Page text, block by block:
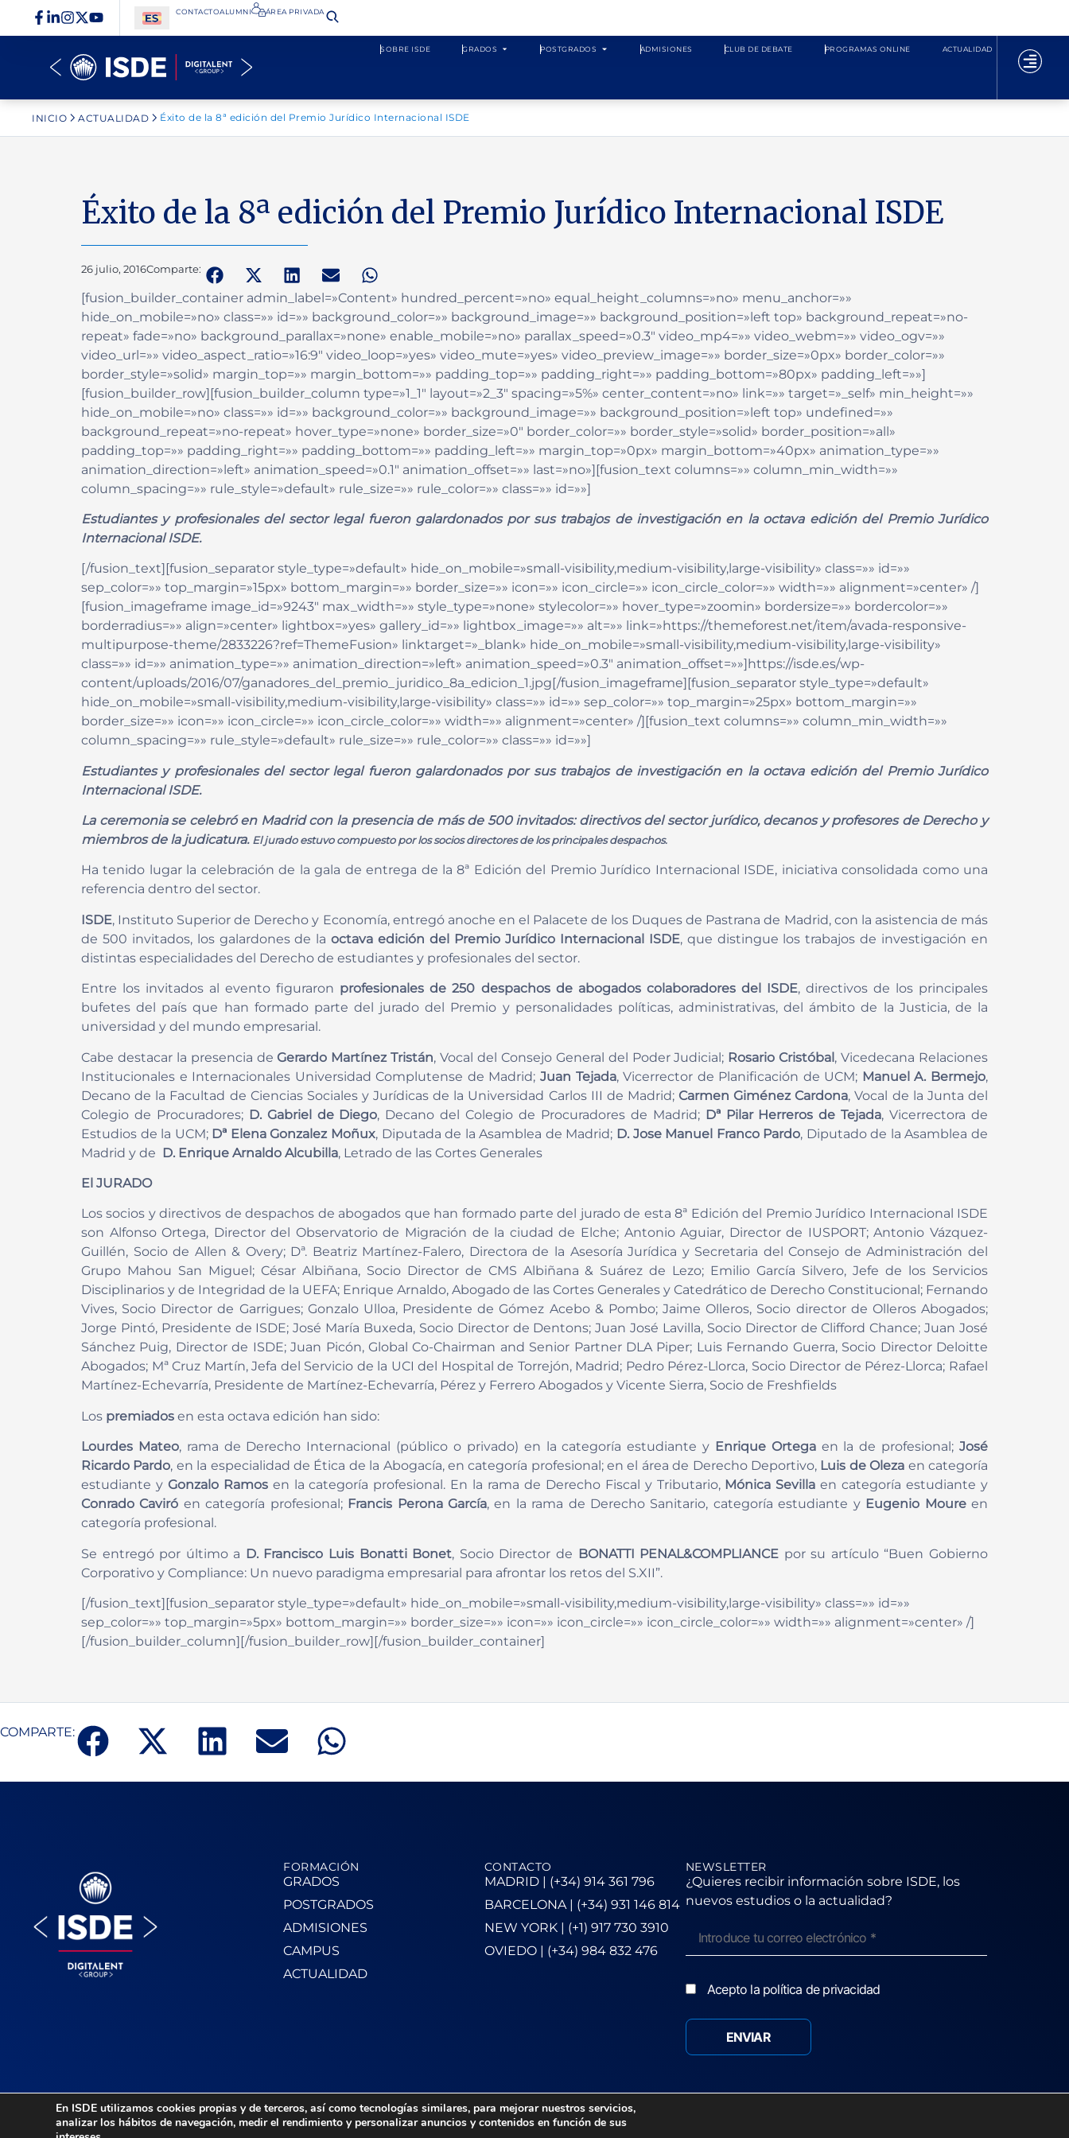
CONTACTOALUMNI ÁREA PRIVADA​
SOBRE ISDE GRADOS POSTGRADOS ADMISIONES CLUB DE DEBATE PROGRAMAS ONLINE ACTUALIDAD
INICIO ACTUALIDAD Éxito de la 8ª edición del Premio Jurídico Internacional ISDE
Éxito de la 8ª edición del Premio Jurídico Internacional ISDE
26 julio, 2016Comparte:
[fusion_builder_container admin_label=»Content» hundred_percent=»no» equal_height_columns=»no» menu_anchor=»»
hide_on_mobile=»no» class=»» id=»» background_color=»» background_image=»» background_position=»left top» background_repeat=»no-
repeat» fade=»no» background_parallax=»none» enable_mobile=»no» parallax_speed=»0.3″ video_mp4=»» video_webm=»» video_ogv=»»
video_url=»» video_aspect_ratio=»16:9″ video_loop=»yes» video_mute=»yes» video_preview_image=»» border_size=»0px» border_color=»»
border_style=»solid» margin_top=»» margin_bottom=»» padding_top=»» padding_right=»» padding_bottom=»80px» padding_left=»»]
[fusion_builder_row][fusion_builder_column type=»1_1″ layout=»2_3″ spacing=»5%» center_content=»no» link=»» target=»_self» min_height=»»
hide_on_mobile=»no» class=»» id=»» background_color=»» background_image=»» background_position=»left top» undefined=»»
background_repeat=»no-repeat» hover_type=»none» border_size=»0″ border_color=»» border_style=»solid» border_position=»all»
padding_top=»» padding_right=»» padding_bottom=»» padding_left=»» margin_top=»0px» margin_bottom=»40px» animation_type=»»
animation_direction=»left» animation_speed=»0.1″ animation_offset=»» last=»no»][fusion_text columns=»» column_min_width=»»
column_spacing=»» rule_style=»default» rule_size=»» rule_color=»» class=»» id=»»]
Estudiantes y profesionales del sector legal fueron galardonados por sus trabajos de investigación en la octava edición del Premio Jurídico
Internacional ISDE.
[/fusion_text][fusion_separator style_type=»default» hide_on_mobile=»small-visibility,medium-visibility,large-visibility» class=»» id=»»
sep_color=»» top_margin=»15px» bottom_margin=»» border_size=»» icon=»» icon_circle=»» icon_circle_color=»» width=»» alignment=»center» /]
[fusion_imageframe image_id=»9243″ max_width=»» style_type=»none» stylecolor=»» hover_type=»zoomin» bordersize=»» bordercolor=»»
borderradius=»» align=»center» lightbox=»yes» gallery_id=»» lightbox_image=»» alt=»» link=»https://themeforest.net/item/avada-responsive-
multipurpose-theme/2833226?ref=ThemeFusion» linktarget=»_blank» hide_on_mobile=»small-visibility,medium-visibility,large-visibility»
class=»» id=»» animation_type=»» animation_direction=»left» animation_speed=»0.3″ animation_offset=»»]https://isde.es/wp-
content/uploads/2016/07/ganadores_del_premio_juridico_8a_edicion_1.jpg[/fusion_imageframe][fusion_separator style_type=»default»
hide_on_mobile=»small-visibility,medium-visibility,large-visibility» class=»» id=»» sep_color=»» top_margin=»25px» bottom_margin=»»
border_size=»» icon=»» icon_circle=»» icon_circle_color=»» width=»» alignment=»center» /][fusion_text columns=»» column_min_width=»»
column_spacing=»» rule_style=»default» rule_size=»» rule_color=»» class=»» id=»»]
Estudiantes y profesionales del sector legal fueron galardonados por sus trabajos de investigación en la octava edición del Premio Jurídico
Internacional ISDE.
La ceremonia se celebró en Madrid con la presencia de más de 500 invitados: directivos del sector jurídico, decanos y profesores de Derecho y
miembros de la judicatura. El jurado estuvo compuesto por los socios directores de los principales despachos.
Ha tenido lugar la celebración de la gala de entrega de la 8ª Edición del Premio Jurídico Internacional ISDE, iniciativa consolidada como una
referencia dentro del sector.
ISDE, Instituto Superior de Derecho y Economía, entregó anoche en el Palacete de los Duques de Pastrana de Madrid, con la asistencia de más
de 500 invitados, los galardones de laoctava edición del Premio Jurídico Internacional ISDE, que distingue los trabajos de investigación en
distintas especialidades del Derecho de estudiantes y profesionales del sector.
Entre los invitados al evento figuraron profesionales de 250 despachos de abogados colaboradores del ISDE, directivos de los principales
bufetes del país que han formado parte del jurado del Premio y personalidades políticas, administrativas, del ámbito de la Justicia, de la
universidad y del mundo empresarial.
Cabe destacar la presencia de Gerardo Martínez Tristán, Vocal del Consejo General del Poder Judicial; Rosario Cristóbal, Vicedecana Relaciones
Institucionales e Internacionales Universidad Complutense de Madrid; Juan Tejada, Vicerrector de Planificación de UCM; Manuel A. Bermejo,
Decano de la Facultad de Ciencias Sociales y Jurídicas de la Universidad Carlos III de Madrid; Carmen Giménez Cardona, Vocal de la Junta del
Colegio de Procuradores; D. Gabriel de Diego, Decano del Colegio de Procuradores de Madrid; Dª Pilar Herreros de Tejada, Vicerrectora de
Estudios de la UCM; Dª Elena Gonzalez Moñux, Diputada de la Asamblea de Madrid; D. Jose Manuel Franco Pardo, Diputado de la Asamblea de
Madrid y de D. Enrique Arnaldo Alcubilla, Letrado de las Cortes Generales
El JURADO
Los socios y directivos de despachos de abogados que han formado parte del jurado de esta 8ª Edición del Premio Jurídico Internacional ISDE
son Alfonso Ortega, Director del Observatorio de Migración de la ciudad de Elche; Antonio Aguiar, Director de IUSPORT; Antonio Vázquez-
Guillén, Socio de Allen & Overy; Dª. Beatriz Martínez-Falero, Directora de la Asesoría Jurídica y Secretaria del Consejo de Administración del
Grupo Mahou San Miguel; César Albiñana, Socio Director de CMS Albiñana & Suárez de Lezo; Emilio García Silvero, Jefe de los Servicios
Disciplinarios y de Integridad de la UEFA; Enrique Arnaldo, Abogado de las Cortes Generales y Catedrático de Derecho Constitucional; Fernando
Vives, Socio Director de Garrigues; Gonzalo Ulloa, Presidente de Gómez Acebo & Pombo; Jaime Olleros, Socio director de Olleros Abogados;
Jorge Pintó, Presidente de ISDE; José María Buxeda, Socio Director de Dentons; Juan José Lavilla, Socio Director de Clifford Chance; Juan José
Sánchez Puig, Director de ISDE; Juan Picón, Global Co-Chairman and Senior Partner DLA Piper; Luis Fernando Guerra, Socio Director Deloitte
Abogados; Mª Cruz Martín, Jefa del Servicio de la UCI del Hospital de Torrejón, Madrid; Pedro Pérez-Llorca, Socio Director de Pérez-Llorca; Rafael
Martínez-Echevarría, Presidente de Martínez-Echevarría, Pérez y Ferrero Abogados y Vicente Sierra, Socio de Freshfields
Los premiados en esta octava edición han sido:
Lourdes Mateo, rama de Derecho Internacional (público o privado) en la categoría estudiante y Enrique Ortegaen la de profesional;José
Ricardo Pardo, en la especialidad de Ética de la Abogacía, en categoría profesional; en el área de Derecho Deportivo, Luis de Oleza en categoría
estudiante y Gonzalo Ramosen la categoría profesional. En la rama de Derecho Fiscal y Tributario, Mónica Sevillaen categoría estudiante y
Conrado Caviró en categoría profesional; Francis Perona García, en la rama de Derecho Sanitario, categoría estudiante y Eugenio Moureen
categoría profesional.
Se entregó por último a D. Francisco Luis Bonatti Bonet, Socio Director de BONATTI PENAL&COMPLIANCE por su artículo “Buen Gobierno
Corporativo y Compliance: Un nuevo paradigma empresarial para afrontar los retos del S.XII”.
[/fusion_text][fusion_separator style_type=»default» hide_on_mobile=»small-visibility,medium-visibility,large-visibility» class=»» id=»»
sep_color=»» top_margin=»5px» bottom_margin=»» border_size=»» icon=»» icon_circle=»» icon_circle_color=»» width=»» alignment=»center» /]
[/fusion_builder_column][/fusion_builder_row][/fusion_builder_container]
COMPARTE:
FORMACIÓN
GRADOS
POSTGRADOS
ADMISIONES
CAMPUS
ACTUALIDAD
CONTACTO
MADRID | (+34) 914 361 796
BARCELONA | (+34) 931 146 814
NEW YORK | (+1) 917 730 3910
OVIEDO | (+34) 984 832 476
NEWSLETTER
¿Quieres recibir información sobre ISDE, los
nuevos estudios o la actualidad?
Acepto la política de privacidad
En ISDE utilizamos cookies propias y de terceros, así como tecnologías similares, para mejorar nuestros servicios,
analizar los hábitos de navegación, medir el rendimiento y personalizar anuncios y contenidos en función de sus